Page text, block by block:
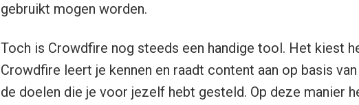
gebruikt mogen worden.
Toch is Crowdfire nog steeds een handige tool. Het kiest
Crowdfire leert je kennen en raadt content aan op basis
de doelen die je voor jezelf hebt gesteld. Op deze manier